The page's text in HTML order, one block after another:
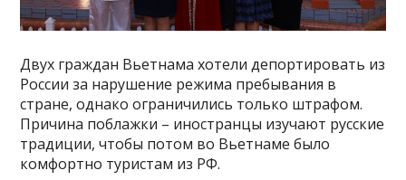
Двух граждан Вьетнама хотели депортировать из
России за нарушение режима пребывания в
стране, однако ограничились только штрафом.
Причина поблажки – иностранцы изучают русские
традиции, чтобы потом во Вьетнаме было
комфортно туристам из РФ.